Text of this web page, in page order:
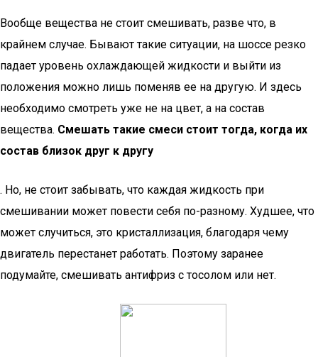
Вообще вещества не стоит смешивать, разве что, в
крайнем случае. Бывают такие ситуации, на шоссе резко
падает уровень охлаждающей жидкости и выйти из
положения можно лишь поменяв ее на другую. И здесь
необходимо смотреть уже не на цвет, а на состав
вещества. Смешать такие смеси стоит тогда, когда их
состав близок друг к другу
. Но, не стоит забывать, что каждая жидкость при
смешивании может повести себя по-разному. Худшее, что
может случиться, это кристаллизация, благодаря чему
двигатель перестанет работать. Поэтому заранее
подумайте, смешивать антифриз с тосолом или нет.